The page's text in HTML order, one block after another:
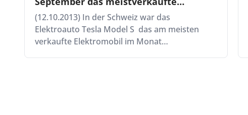
Elektrofahrzeug in der Schweiz
(12.10.2013) In der Schweiz war das
Elektroauto Tesla Model S das am meisten
verkaufte Elektromobil im Monat…